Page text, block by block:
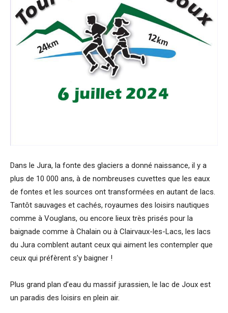
Dans le Jura, la fonte des glaciers a donné naissance, il y a
plus de 10 000 ans, à de nombreuses cuvettes que les eaux
de fontes et les sources ont transformées en autant de lacs.
Tantôt sauvages et cachés, royaumes des loisirs nautiques
comme à Vouglans, ou encore lieux très prisés pour la
baignade comme à Chalain ou à Clairvaux-les-Lacs, les lacs
du Jura comblent autant ceux qui aiment les contempler que
ceux qui préfèrent s’y baigner !
Plus grand plan d’eau du massif jurassien, le lac de Joux est
un paradis des loisirs en plein air.